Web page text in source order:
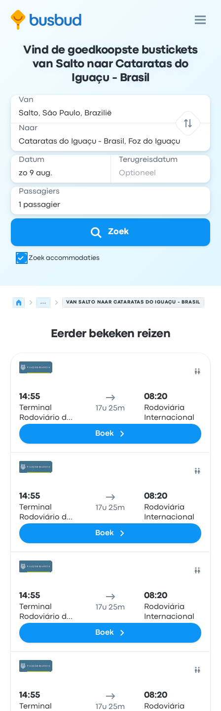
Vind de goedkoopste bustickets
van Salto naar Cataratas do
Iguaçu - Brasil
Van
Naar
Datum Terugreisdatum
Passagiers
Zoek
Zoek accommodaties
... VAN SALTO NAAR CATARATAS DO IGUAÇU - BRASIL
Eerder bekeken reizen
14:55
Terminal
Rodoviário de
Salto
17u 25m
08:20
Rodoviária
Internacional
Boek
14:55
Terminal
Rodoviário de
Salto
17u 25m
08:20
Rodoviária
Internacional
Boek
14:55
Terminal
Rodoviário de
Salto
17u 25m
08:20
Rodoviária
Internacional
Boek
14:55
Terminal
17u 25m
08:20
Rodoviária